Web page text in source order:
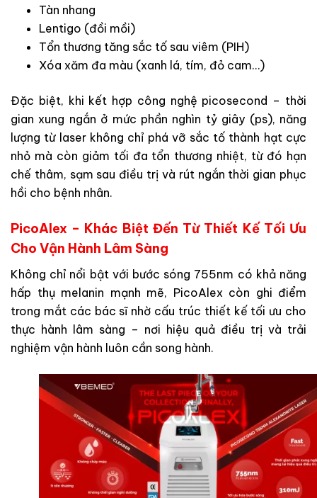
Tàn nhang
Lentigo (đồi mồi)
Tổn thương tăng sắc tố sau viêm (PIH)
Xóa xăm đa màu (xanh lá, tím, đỏ cam…)
Đặc biệt, khi kết hợp công nghệ picosecond – thời
gian xung ngắn ở mức phần nghìn tỷ giây (ps), năng
lượng từ laser không chỉ phá vỡ sắc tố thành hạt cực
nhỏ mà còn giảm tối đa tổn thương nhiệt, từ đó hạn
chế thâm, sạm sau điều trị và rút ngắn thời gian phục
hồi cho bệnh nhân.
PicoAlex – Khác Biệt Đến Từ Thiết Kế Tối Ưu
Cho Vận Hành Lâm Sàng
Không chỉ nổi bật với bước sóng 755nm có khả năng
hấp thụ melanin mạnh mẽ, PicoAlex còn ghi điểm
trong mắt các bác sĩ nhờ cấu trúc thiết kế tối ưu cho
thực hành lâm sàng – nơi hiệu quả điều trị và trải
nghiệm vận hành luôn cần song hành.